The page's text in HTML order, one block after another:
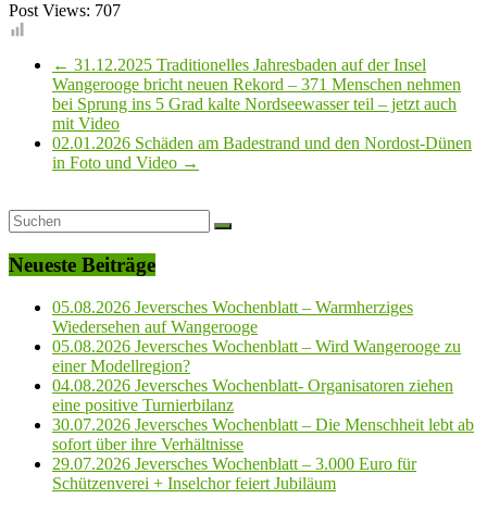
Post Views: 707
← 31.12.2025 Traditionelles Jahresbaden auf der Insel
Wangerooge bricht neuen Rekord – 371 Menschen nehmen
bei Sprung ins 5 Grad kalte Nordseewasser teil – jetzt auch
mit Video
02.01.2026 Schäden am Badestrand und den Nordost-Dünen
in Foto und Video →
Neueste Beiträge
05.08.2026 Jeversches Wochenblatt – Warmherziges
Wiedersehen auf Wangerooge
05.08.2026 Jeversches Wochenblatt – Wird Wangerooge zu
einer Modellregion?
04.08.2026 Jeversches Wochenblatt- Organisatoren ziehen
eine positive Turnierbilanz
30.07.2026 Jeversches Wochenblatt – Die Menschheit lebt ab
sofort über ihre Verhältnisse
29.07.2026 Jeversches Wochenblatt – 3.000 Euro für
Schützenverei + Inselchor feiert Jubiläum